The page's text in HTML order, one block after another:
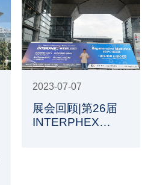
商品交易会（琶洲展馆
D区）拉开帷幕。作为
专注轨道交通洁净与防
护用品研发制造商——
兴业卓辉受邀参会，并
的到来。
2023-07-07
展会回顾|第26届
INTERPHEX